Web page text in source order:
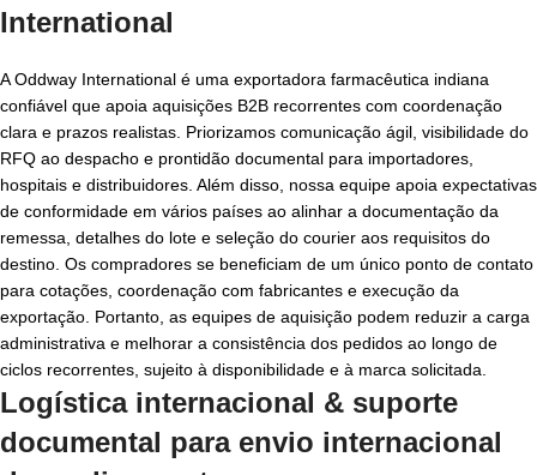
International
A Oddway International é uma exportadora farmacêutica indiana
confiável que apoia aquisições B2B recorrentes com coordenação
clara e prazos realistas. Priorizamos comunicação ágil, visibilidade do
RFQ ao despacho e prontidão documental para importadores,
hospitais e distribuidores. Além disso, nossa equipe apoia expectativas
de conformidade em vários países ao alinhar a documentação da
remessa, detalhes do lote e seleção do courier aos requisitos do
destino. Os compradores se beneficiam de um único ponto de contato
para cotações, coordenação com fabricantes e execução da
exportação. Portanto, as equipes de aquisição podem reduzir a carga
administrativa e melhorar a consistência dos pedidos ao longo de
ciclos recorrentes, sujeito à disponibilidade e à marca solicitada.
Logística internacional & suporte
documental para envio internacional